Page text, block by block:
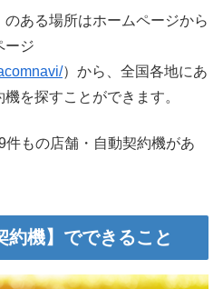
ある場所はホームページから
ージ
）から、全国各地にあ
を探すことができます。
もの店舗・自動契約機があ
約機】でできること